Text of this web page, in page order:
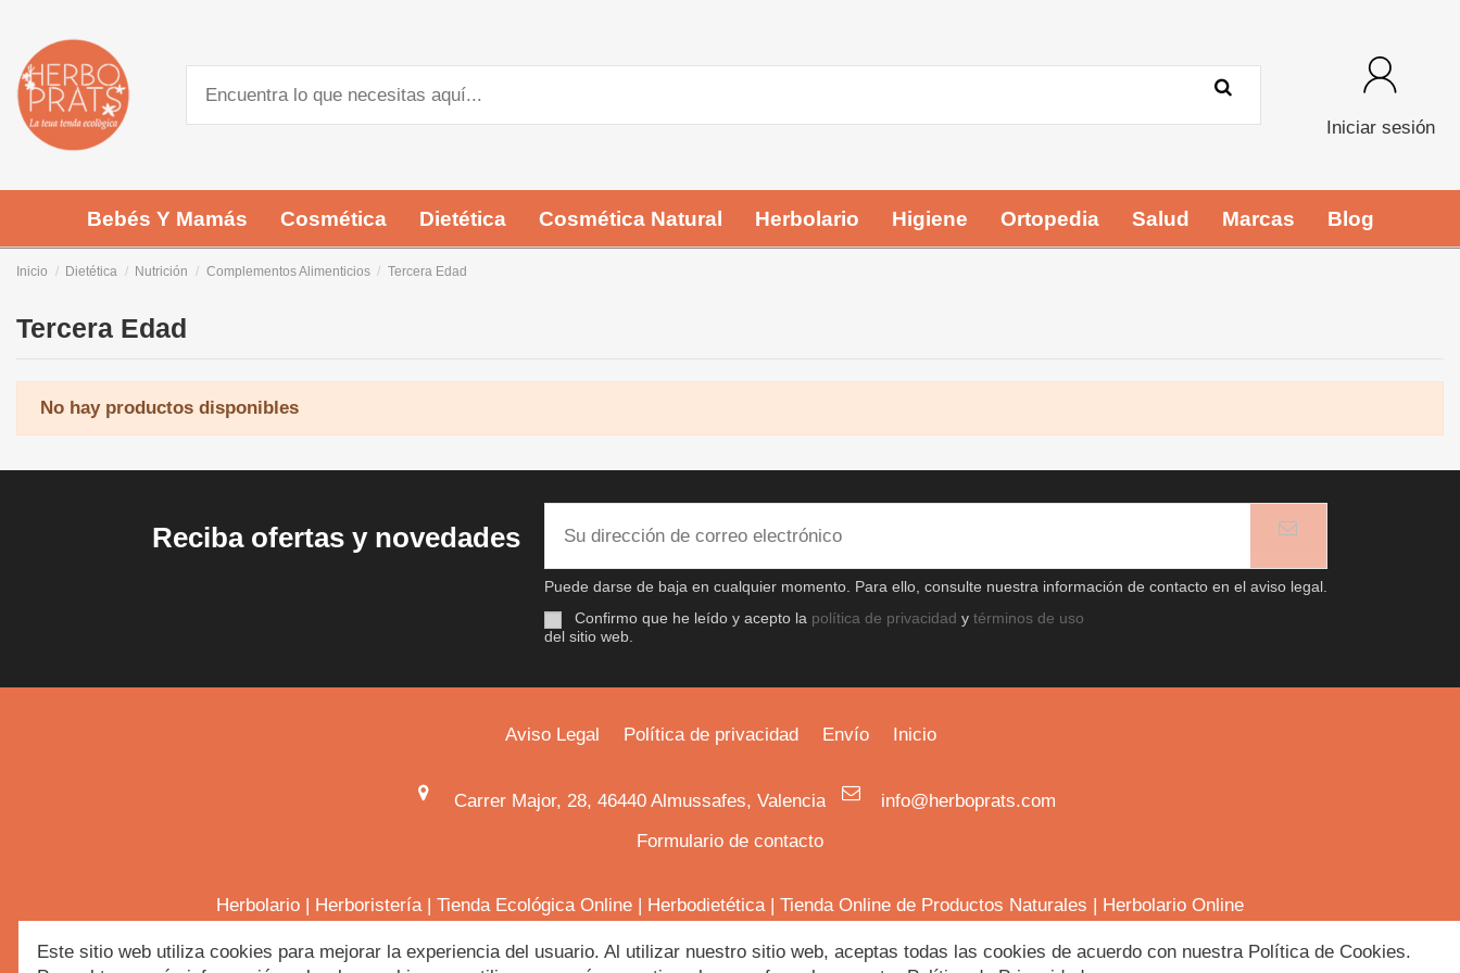
Iniciar sesión
Bebés Y Mamás Cosmética Dietética Cosmética Natural Herbolario Higiene Ortopedia Salud Marcas Blog
Inicio Dietética Nutrición Complementos Alimenticios Tercera Edad
Tercera Edad
No hay productos disponibles
Reciba ofertas y novedades
Puede darse de baja en cualquier momento. Para ello, consulte nuestra información de contacto en el aviso legal.
Confirmo que he leído y acepto la política de privacidad y términos de uso
del sitio web.
Aviso Legal Política de privacidad Envío Inicio
Carrer Major, 28, 46440 Almussafes, Valencia
info@herboprats.com
Formulario de contacto
Herbolario Herboristería| Tienda Ecológica Online Herbodietética| Tienda Online de Productos Naturales Herbolario Online
Este sitio web utiliza cookies para mejorar la experiencia del usuario. Al utilizar nuestro sitio web, aceptas todas las cookies de acuerdo con nuestra Política de Cookies.